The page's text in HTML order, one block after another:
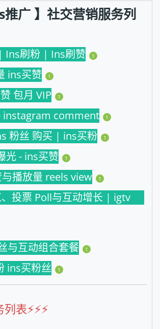
广 】社交营销服务列
Ins刷粉 | Ins刷赞 1
ins买赞 1
包月 VIP 1
instagram comment 1
粉丝 购买 | ins买粉 1
光 - ins买赞 1
播放量 reels view 1
投票 Poll与互动增长 | igtv
与互动组合套餐 1
ins买粉丝 1
表⚡️⚡️⚡️